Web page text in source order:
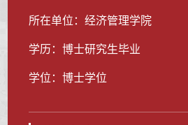
所在单位：经济管理学院
学历：博士研究生毕业
学位：博士学位